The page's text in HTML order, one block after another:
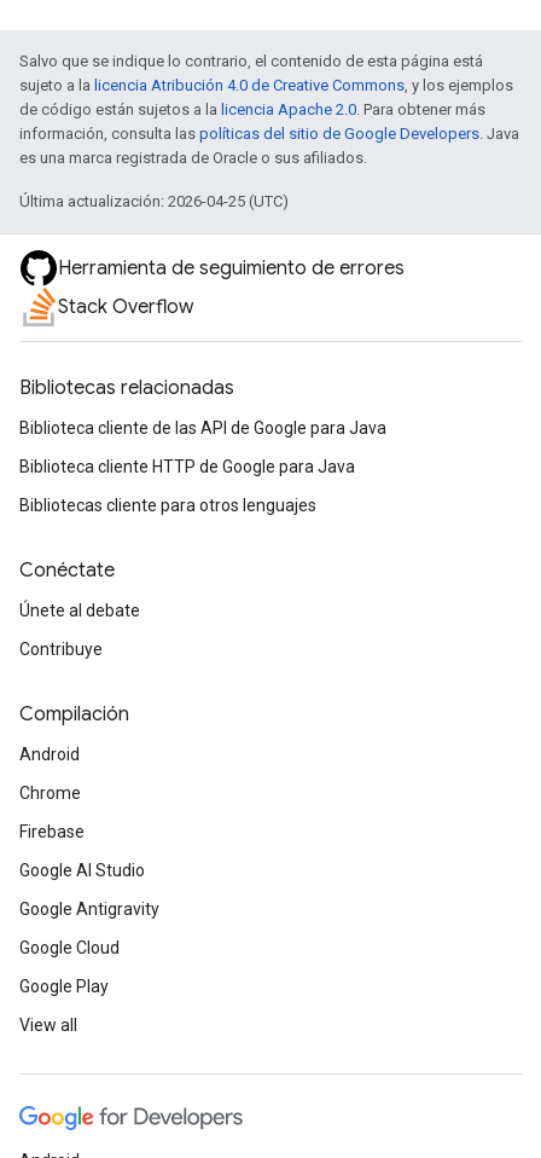
Salvo que se indique lo contrario, el contenido de esta página está
sujeto a la licencia Atribución 4.0 de Creative Commons, y los ejemplos
de código están sujetos a la licencia Apache 2.0. Para obtener más
información, consulta las políticas del sitio de Google Developers. Java
es una marca registrada de Oracle o sus afiliados.
Última actualización: 2026-04-25 (UTC)
Herramienta de seguimiento de errores
Stack Overflow
Bibliotecas relacionadas
Biblioteca cliente de las API de Google para Java
Biblioteca cliente HTTP de Google para Java
Bibliotecas cliente para otros lenguajes
Conéctate
Únete al debate
Contribuye
Compilación
Android
Chrome
Firebase
Google AI Studio
Google Antigravity
Google Cloud
Google Play
View all